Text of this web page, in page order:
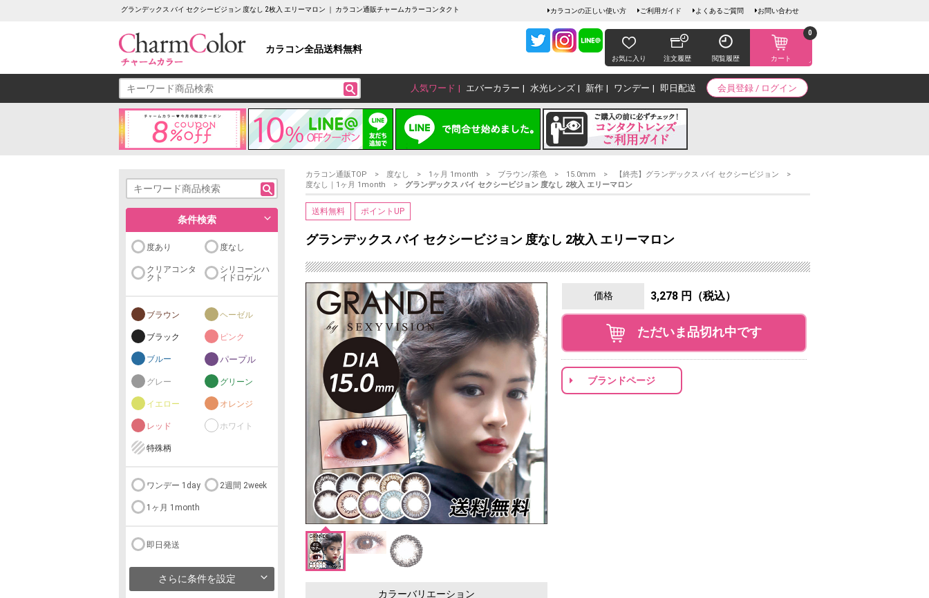
グランデックス バイ セクシービジョン 度なし 2枚入 エリーマロン ｜ カラコン通販チャームカラーコンタクト カラコンの正しい使い方 ご利用ガイド よくあるご質問 お問い合わせ
カラコン全品送料無料
お気に入り 注文履歴 閲覧履歴 カート
0
会員登録 / ログイン
人気ワード エバーカラー 水光レンズ 新作 ワンデー 即日配送
条件検索
度あり 度なし
クリアコンタ
クト
シリコーンハ
イドロゲル
ブラウン ヘーゼル
ブラック ピンク
ブルー パープル
グレー グリーン
イエロー オレンジ
レッド ホワイト
特殊柄
ワンデー 1day 2週間 2week
1ヶ月 1month
即日発送
さらに条件を設定
カラコン通販TOP 度なし 1ヶ月 1month ブラウン/茶色 15.0mm
【終売】グランデックス バイ セクシービジョン
度なし｜1ヶ月 1month
グランデックス バイ セクシービジョン 度なし 2枚入 エリーマロン
送料無料 ポイントUP
グランデックス バイ セクシービジョン 度なし 2枚入 エリーマロン
カラーバリエーション
価格 3,278 円（税込）
ただいま品切れ中です
ブランドページ